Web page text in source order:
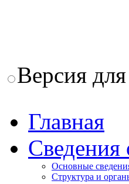
Версия
Главная
Сведения
Основные
Структура и